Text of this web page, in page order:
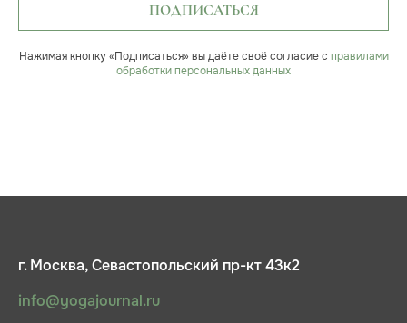
ПОДПИСАТЬСЯ
Нажимая кнопку «Подписаться» вы даёте своё согласие с правилами
обработки персональных данных
г. Москва, Севастопольский пр-кт 43к2
info@yogajournal.ru